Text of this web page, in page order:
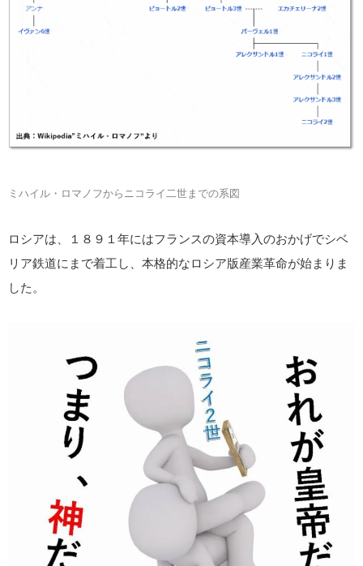
ミハイル・ロマノフからニコライ二世までの系図
ロシアは、１８９１年にはフランスの資本導入のおかげでシベ
リア鉄道にまで着工し、本格的なロシア版産業革命が始まりま
した。